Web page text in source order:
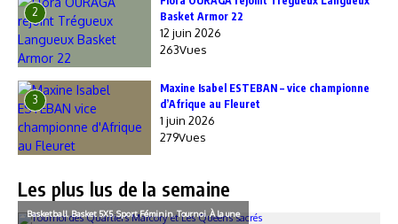
2
Basket Armor 22
12 juin 2026
263Vues
3
Maxine Isabel ESTEBAN – vice championne
d’Afrique au Fleuret
1 juin 2026
279Vues
Les plus lus de la semaine